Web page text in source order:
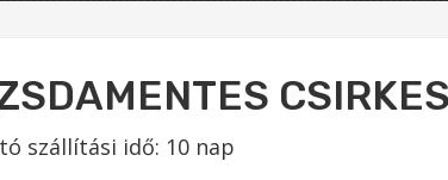
szállítási idő: 10 nap